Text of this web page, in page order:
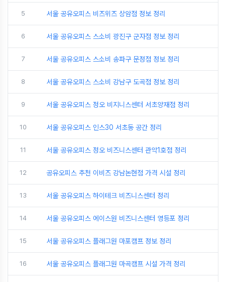
5 서울 공유오피스 비즈위즈 상암점 정보 정리
6 서울 공유오피스 스소비 광진구 군자점 정보 정리
7 서울 공유오피스 스소비 송파구 문정점 정보 정리
8 서울 공유오피스 스소비 강남구 도곡점 정보 정리
9 서울 공유오피스 정오 비지니스센터 서초양재점 정리
10 서울 공유오피스 인스30 서초동 공간 정리
11 서울 공유오피스 정오 비즈니스센터 관악1호점 정리
12 공유오피스 추천 이비즈 강남논현점 가격 시설 정리
13 서울 공유오피스 하이테크 비즈니스센터 정리
14 서울 공유오피스 에이스원 비즈니스센터 영등포 정리
15 서울 공유오피스 플래그원 마포캠프 정보 정리
16 서울 공유오피스 플래그원 마곡캠프 시설 가격 정리